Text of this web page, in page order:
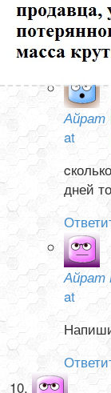
ни в Китае,
узнать она
Ответить
Айрат
at
дней
Айрат
at